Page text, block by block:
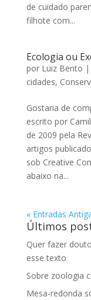
de cuidado
filhote com...
Ecologia ou
por Luiz Bento |
cidades,
Gostaria de
escrito por
de 2009 pela
artigos
sob Creative
abaixo na...
« Entradas
Últimos
Quer fazer
esse texto
Sobre zoologia
Mesa-redonda